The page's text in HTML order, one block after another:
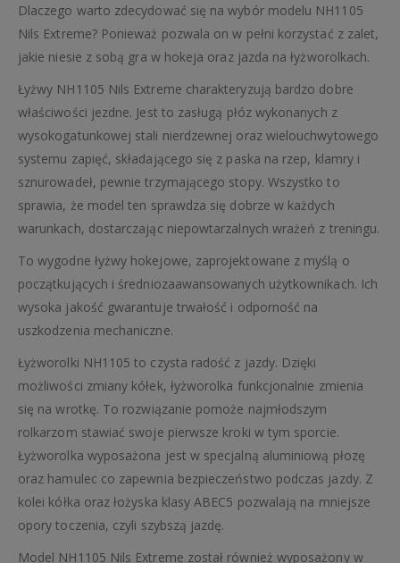
Dlaczego warto zdecydować się na wybór modelu NH1105
Nils Extreme? Ponieważ pozwala on w pełni korzystać z zalet,
jakie niesie z sobą gra w hokeja oraz jazda na łyżworolkach.
Łyżwy NH1105 Nils Extreme charakteryzują bardzo dobre
właściwości jezdne. Jest to zasługą płóz wykonanych z
wysokogatunkowej stali nierdzewnej oraz wielouchwytowego
systemu zapięć, składającego się z paska na rzep, klamry i
sznurowadeł, pewnie trzymającego stopy. Wszystko to
sprawia, że model ten sprawdza się dobrze w każdych
warunkach, dostarczając niepowtarzalnych wrażeń z treningu.
To wygodne łyżwy hokejowe, zaprojektowane z myślą o
początkujących i średniozaawansowanych użytkownikach. Ich
wysoka jakość gwarantuje trwałość i odporność na
uszkodzenia mechaniczne.
Łyżworolki NH1105 to czysta radość z jazdy. Dzięki
możliwości zmiany kółek, łyżworolka funkcjonalnie zmienia
się na wrotkę. To rozwiązanie pomoże najmłodszym
rolkarzom stawiać swoje pierwsze kroki w tym sporcie.
Łyżworolka wyposażona jest w specjalną aluminiową płozę
oraz hamulec co zapewnia bezpieczeństwo podczas jazdy. Z
kolei kółka oraz łożyska klasy ABEC5 pozwalają na mniejsze
opory toczenia, czyli szybszą jazdę.
Model NH1105 Nils Extreme został również wyposażony w